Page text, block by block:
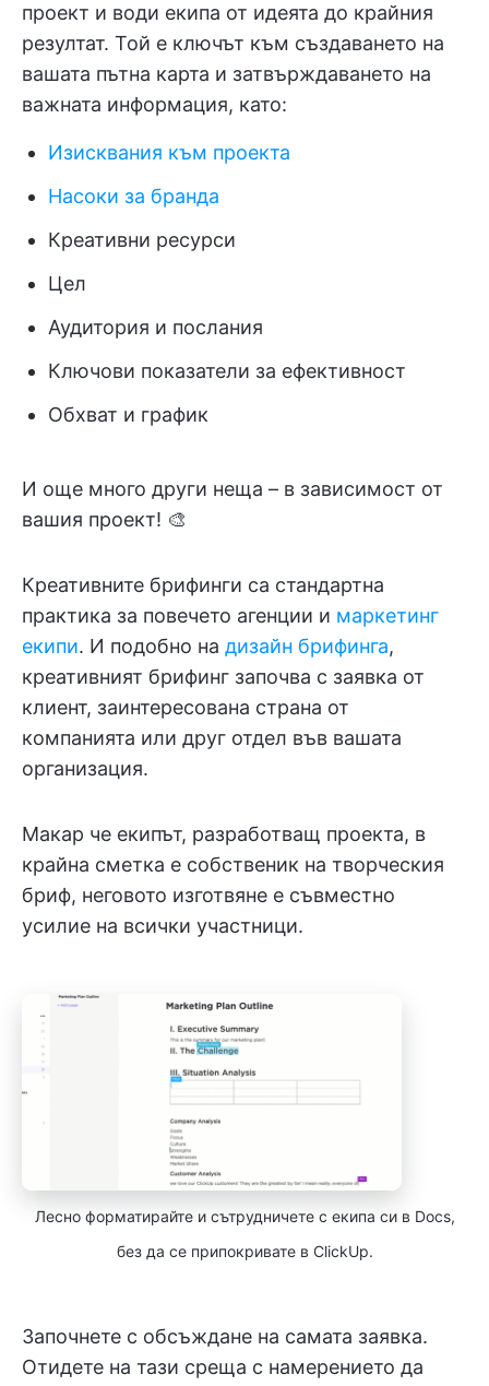
проект и води екипа от идеята до крайния
резултат. Той е ключът към създаването на
вашата пътна карта и затвърждаването на
важната информация, като:
Изисквания към проекта
Насоки за бранда
Креативни ресурси
Цел
Аудитория и послания
Ключови показатели за ефективност
Обхват и график
И още много други неща – в зависимост от
вашия проект! 🎨
Креативните брифинги са стандартна
практика за повечето агенции и маркетинг
екипи. И подобно на дизайн брифинга,
креативният брифинг започва с заявка от
клиент, заинтересована страна от
компанията или друг отдел във вашата
организация.
Макар че екипът, разработващ проекта, в
крайна сметка е собственик на творческия
бриф, неговото изготвяне е съвместно
усилие на всички участници.
Лесно форматирайте и сътрудничете с екипа си в Docs,
без да се припокривате в ClickUp.
Започнете с обсъждане на самата заявка.
Отидете на тази среща с намерението да